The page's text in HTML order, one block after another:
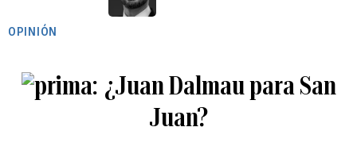
OPINIÓN
¿Juan Dalmau para San
Juan?